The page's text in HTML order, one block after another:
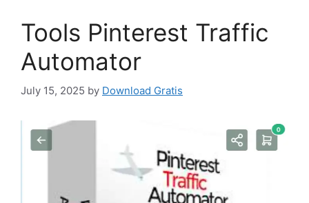
Tools Pinterest Traffic
Automator
July 15, 2025 by Download Gratis